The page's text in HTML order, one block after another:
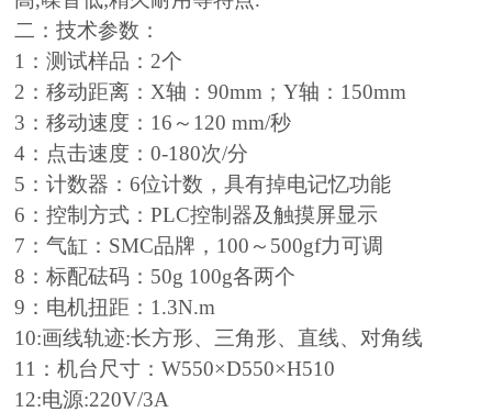
二：技术参数：
1：测试样品：2个
2：移动距离：X轴：90mm；Y轴：150mm
3：移动速度：16～120 mm/秒
4：点击速度：0-180次/分
5：计数器：6位计数，具有掉电记忆功能
6：控制方式：PLC控制器及触摸屏显示
7：气缸：SMC品牌，100～500gf力可调
8：标配砝码：50g 100g各两个
9：电机扭距：1.3N.m
10:画线轨迹:长方形、三角形、直线、对角线
11：机台尺寸：W550×D550×H510
12:电源:220V/3A